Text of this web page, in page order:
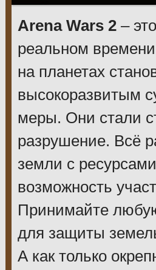
Arena Wars 2 –
реальном
на планетах
высокоразвитым
меры. Они стали
разрушение. Всё
земли с
возможность
Принимайте
для защиты
А как только